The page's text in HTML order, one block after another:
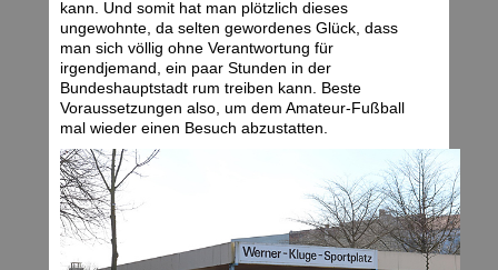
kann. Und somit hat man plötzlich dieses
ungewohnte, da selten gewordenes Glück, dass
man sich völlig ohne Verantwortung für
irgendjemand, ein paar Stunden in der
Bundeshauptstadt rum treiben kann. Beste
Voraussetzungen also, um dem Amateur-Fußball
mal wieder einen Besuch abzustatten.